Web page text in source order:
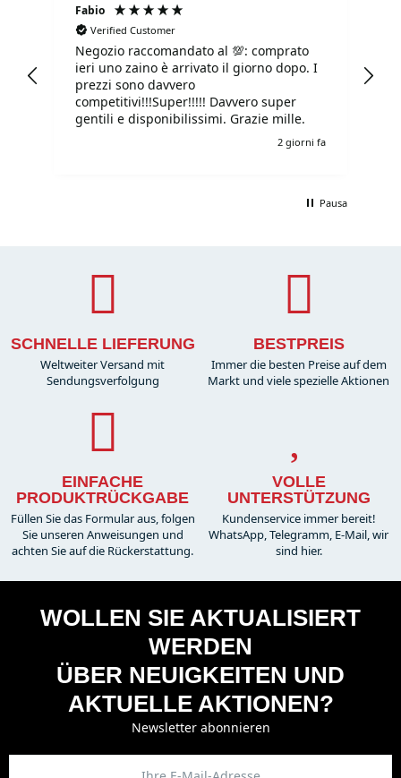
Fabio
Verified Customer
Negozio raccomandato al 💯: comprato
ieri uno zaino è arrivato il giorno dopo. I
prezzi sono davvero
competitivi!!!Super!!!!! Davvero super
gentili e disponibilissimi. Grazie mille.
2 giorni fa
Pausa
SCHNELLE LIEFERUNG
Weltweiter Versand mit
Sendungsverfolgung
BESTPREIS
Immer die besten Preise auf dem
Markt und viele spezielle Aktionen
EINFACHE
PRODUKTRÜCKGABE
Füllen Sie das Formular aus, folgen
Sie unseren Anweisungen und
achten Sie auf die Rückerstattung.
VOLLE
UNTERSTÜTZUNG
Kundenservice immer bereit!
WhatsApp, Telegramm, E-Mail, wir
sind hier.
WOLLEN SIE AKTUALISIERT
WERDEN
ÜBER NEUIGKEITEN UND
AKTUELLE AKTIONEN?
Newsletter abonnieren